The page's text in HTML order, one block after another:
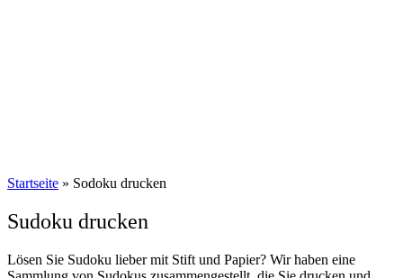
Startseite » Sodoku drucken
Sudoku drucken
Lösen Sie Sudoku lieber mit Stift und Papier? Wir haben eine